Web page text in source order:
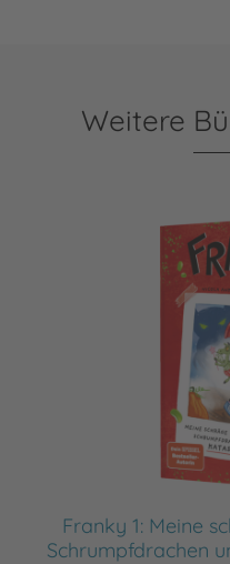
Weitere
Franky 1: Meine
Schrumpfdrachen